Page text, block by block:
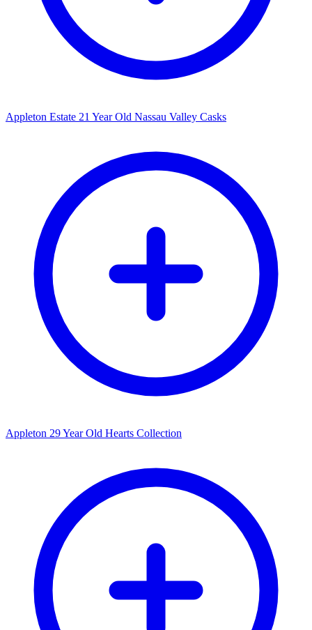
Appleton Estate 21 Year Old Nassau Valley Casks
Appleton 29 Year Old Hearts Collection